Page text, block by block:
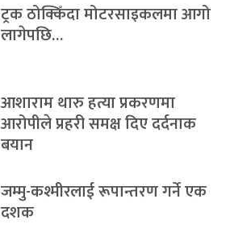
ट्रक ठोक्किँदा मोटरसाइकलमा आगो
लागेपछि…
आशाराम थारु हत्या प्रकरणमा
आरोपीले प्रहरी समक्ष दिए दर्दनाक
बयान
जम्मु-कश्मीरलाई रूपान्तरण गर्ने एक
दशक